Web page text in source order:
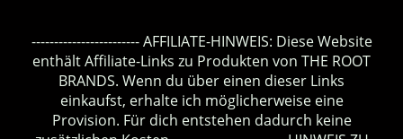
------------------------ AFFILIATE-HINWEIS: Diese Website
enthält Affiliate-Links zu Produkten von THE ROOT
BRANDS. Wenn du über einen dieser Links
einkaufst, erhalte ich möglicherweise eine
Provision. Für dich entstehen dadurch keine